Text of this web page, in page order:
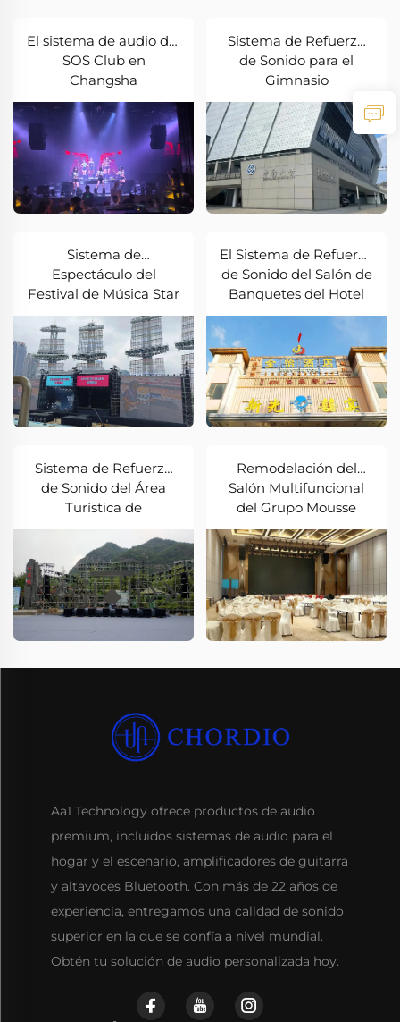
El sistema de audio del
SOS Club en
Changsha
Sistema de Refuerzo
de Sonido para el
Gimnasio
Sistema de
Espectáculo del
Festival de Música Star
Nest
El Sistema de Refuerzo
de Sonido del Salón de
Banquetes del Hotel
Sistema de Refuerzo
de Sonido del Área
Turística de
Wudaozhuang
Remodelación del
Salón Multifuncional
del Grupo Mousse
Aa1 Technology ofrece productos de audio
premium, incluidos sistemas de audio para el
hogar y el escenario, amplificadores de guitarra
y altavoces Bluetooth. Con más de 22 años de
experiencia, entregamos una calidad de sonido
superior en la que se confía a nivel mundial.
Obtén tu solución de audio personalizada hoy.